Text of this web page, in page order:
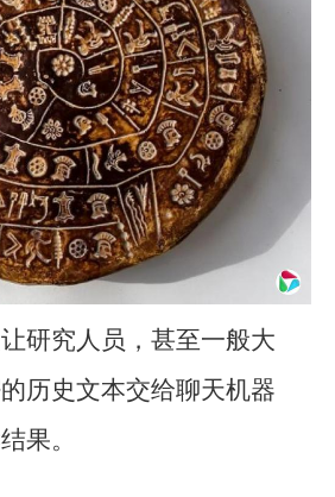
研究人员，甚至一般大
历史文本交给聊天机器
果。